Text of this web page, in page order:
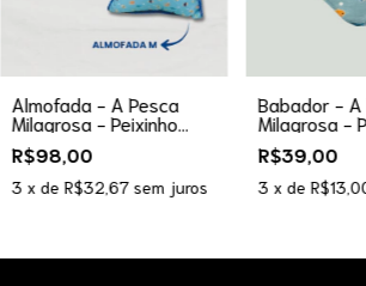
Almofada - A Pesca
Milagrosa - Peixinho
Azul
R$98,00
3 x deR$32,67 sem juros
Babador - A
Milagrosa -
Azul
R$39,00
3 x de